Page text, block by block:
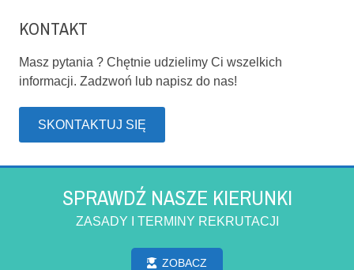
KONTAKT
Masz pytania ? Chętnie udzielimy Ci wszelkich
informacji. Zadzwoń lub napisz do nas!
SKONTAKTUJ SIĘ
SPRAWDŹ NASZE KIERUNKI
ZASADY I TERMINY REKRUTACJI
ZOBACZ